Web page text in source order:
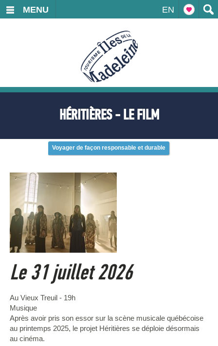
EN
MENU
HÉRITIÈRES - LE FILM
Voyager de façon responsable et durable
Le 31 juillet 2026
Au Vieux Treuil - 19h
Musique
Après avoir pris son essor sur la scène musicale québécoise
au printemps 2025, le projet Héritières se déploie désormais
au cinéma.